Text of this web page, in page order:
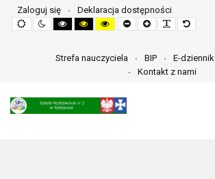
Zaloguj się
Deklaracja dostępności
Default
mode
Night
mode
High
contrast
mode
High
contrast
mode
High
contrast
mode
Set
smaller
Set
larger
Make
font
Set
default
Strefa nauczyciela
BIP E-dziennik
Kontakt z nami